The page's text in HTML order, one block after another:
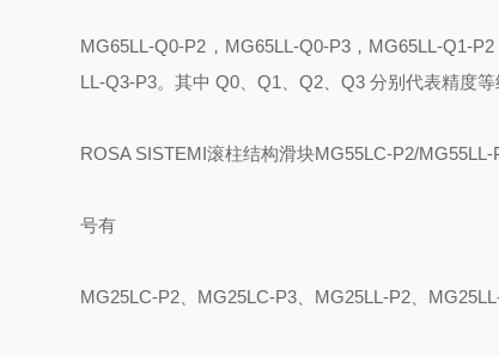
MG65LL-Q0-P2 ， MG65LL-Q0-P3， MG65LL-Q1-P2
LL-Q3-P3。其中 Q0 、Q1 、Q2 、Q3分别代表精度等
ROSA SISTEMI滚柱结构滑块MG55LC-P2/
号有
MG25LC-P2 MG25LC-P3 MG25LL-P2